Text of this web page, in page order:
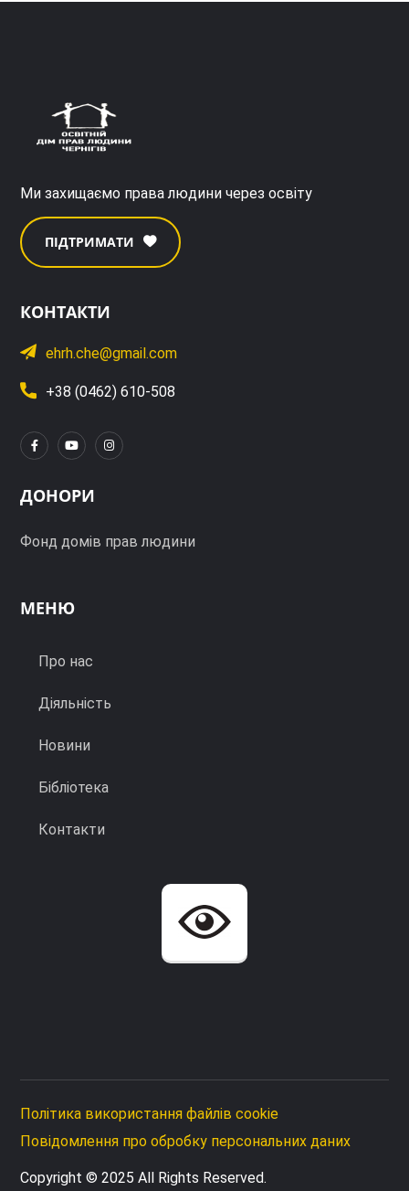
Ми захищаємо права людини через освіту
ПІДТРИМАТИ
КОНТАКТИ
ehrh.che@gmail.com
+38 (0462) 610-508
ДОНОРИ
Фонд домів прав людини
МЕНЮ
Про нас
Діяльність
Новини
Бібліотека
Контакти
Політика використання файлів cookie
Повідомлення про обробку персональних даних
Copyright © 2025 All Rights Reserved.